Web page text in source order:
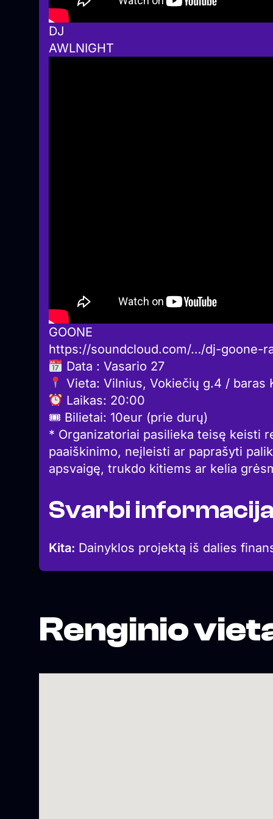
DJ
AWLNIGHT
GOONE
https://soundcloud.com/…/dj-goone-
Data : Vasario 27
Vieta: Vilnius, Vokiečių g.4 / baras
Laikas: 20:00
🎟 Bilietai: 10eur (prie durų)
* Organizatoriai pasilieka teisę keisti
paaiškinimo, neįleisti ar paprašyti
apsvaigę, trukdo kitiems ar kelia
Svarbi
Kita: Dainyklos projektą iš dalies
Renginio